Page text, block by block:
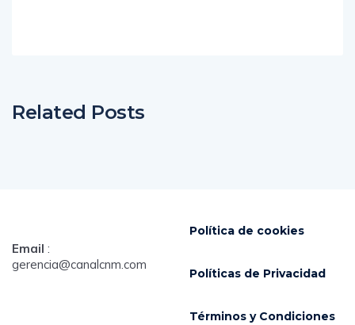
Related Posts
Email :
gerencia@canalcnm.com
Política de cookies
Políticas de Privacidad
Términos y Condiciones